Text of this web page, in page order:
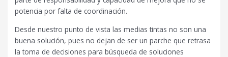
potencia por falta de coordinación.
Desde nuestro punto de vista las medias tintas no son una
buena solución, pues no dejan de ser un parche que retrasa
la toma de decisiones para búsqueda de soluciones